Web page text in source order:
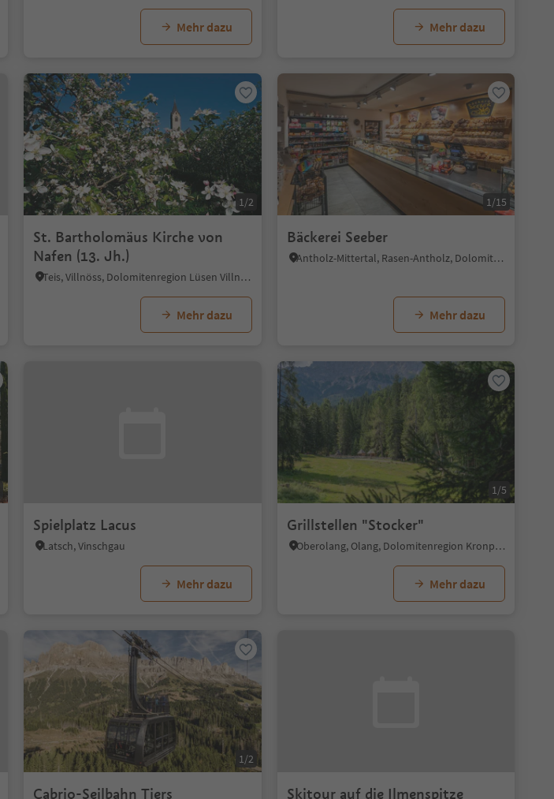
Mehr dazu Mehr dazu
1/2
St. Bartholomäus Kirche von
Nafen (13. Jh.)
Teis, Villnöss, Dolomitenregion Lüsen Villnöss
Mehr dazu
1/15
Bäckerei Seeber
Antholz-Mittertal, Rasen-Antholz, Dolomitenregion Kronplatz
Mehr dazu
Spielplatz Lacus
Latsch, Vinschgau
Mehr dazu
1/5
Grillstellen "Stocker"
Oberolang, Olang, Dolomitenregion Kronplatz
Mehr dazu
1/2
Cabrio-Seilbahn Tiers Skitour auf die Ilmenspitze